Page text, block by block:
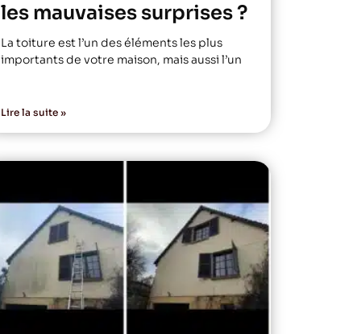
les mauvaises surprises ?
La toiture est l’un des éléments les plus
importants de votre maison, mais aussi l’un
Lire la suite »